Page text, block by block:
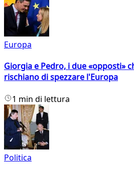
Europa
Giorgia e Pedro, i due «opposti»
rischiano di spezzare l'Europa
1 min di lettura
Politica